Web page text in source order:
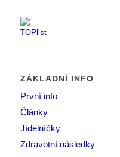
ZÁKLADNÍ INFO
První info
Články
Jídelníčky
Zdravotní následky